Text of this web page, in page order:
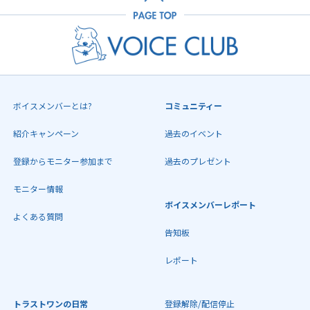
ボイスメンバーとは?
紹介キャンペーン
登録からモニター参加まで
モニター情報
よくある質問
コミュニティー
過去のイベント
過去のプレゼント
ボイスメンバーレポート
告知板
レポート
トラストワンの日常 登録解除/配信停止